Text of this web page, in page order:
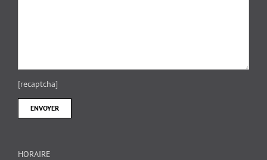
[recaptcha]
HORAIRE